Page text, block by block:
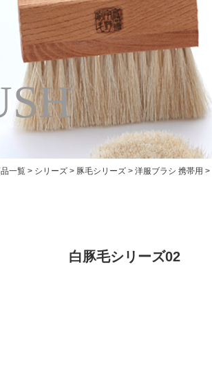
一覧 > シリーズ > 豚毛シリーズ > 洋服ブラシ 携帯用 >
白豚毛シリーズ02